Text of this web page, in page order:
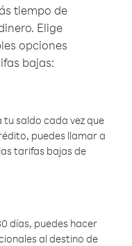
tiempo de
Elige
opciones
bajas:
tu saldo cada vez que
puedes llamar a
tarifas bajas de
días, puedes hacer
al destino de